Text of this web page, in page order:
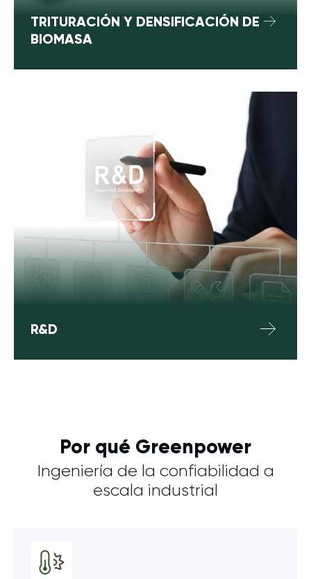
TRITURACIÓN Y DENSIFICACIÓN DE
BIOMASA
R&D
Por qué Greenpower
Ingeniería de la confiabilidad a
escala industrial